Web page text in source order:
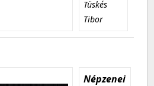
Tüskés
Tibor
Népzenei